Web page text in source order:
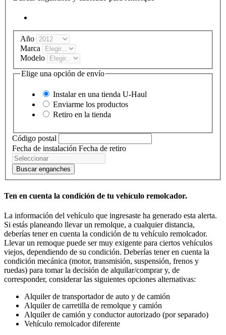
Año
Marca
Modelo
Elige una opción de envío
Instalar en una tienda U-Haul
Enviarme los productos
Retiro en la tienda
Código postal
Fecha de instalación Fecha de retiro
Buscar enganches
Ten en cuenta la condición de tu vehículo remolcador.
La información del vehículo que ingresaste ha generado esta alerta.
Si estás planeando llevar un remolque, a cualquier distancia,
deberías tener en cuenta la condición de tu vehículo remolcador.
Llevar un remoque puede ser muy exigente para ciertos vehículos
viejos, dependiendo de su condición. Deberías tener en cuenta la
condición mecánica (motor, transmisión, suspensión, frenos y
ruedas) para tomar la decisión de alquilar/comprar y, de
corresponder, considerar las siguientes opciones alternativas:
Alquiler de transportador de auto y de camión
Alquiler de carretilla de remolque y camión
Alquiler de camión y conductor autorizado (por separado)
Vehículo remolcador diferente